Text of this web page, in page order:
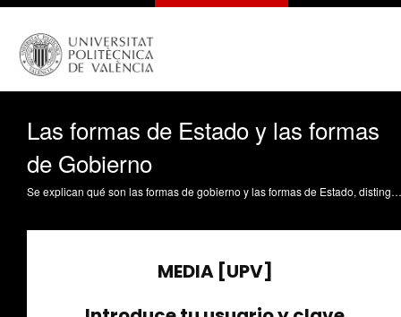
Las formas de Estado y las formas
de Gobierno
Se explican qué son las formas de gobierno y las formas de Estado, distinguiendo, por una parte, entre sistemas de gobierno y formas de gobierno strictu sensu, y, por otra, entre formas jurídicas de Estado y formas políticas de Estado. Cabedo Mallol, V. (2016). Las formas de Estado y las formas de Gobierno. https://riunet.upv.es/handle/10251/66874 DER